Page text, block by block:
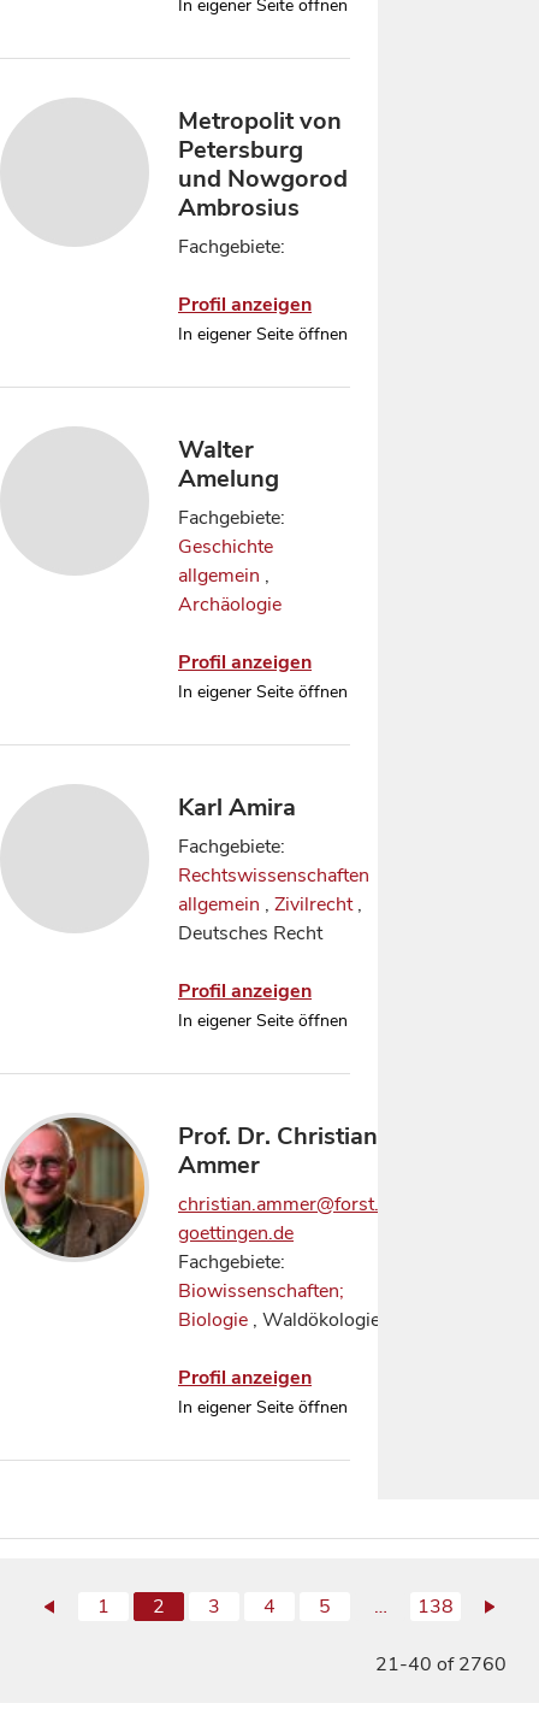
In eigener Seite öffnen
Metropolit von
Petersburg
und Nowgorod
Ambrosius
Fachgebiete:
Profil anzeigen
In eigener Seite öffnen
Walter
Amelung
Fachgebiete:
Geschichte
allgemein ,
Archäologie
Profil anzeigen
In eigener Seite öffnen
Karl Amira
Fachgebiete:
Rechtswissenschaften
allgemein , Zivilrecht,
Deutsches Recht
Profil anzeigen
In eigener Seite öffnen
Prof. Dr. Christian
Ammer
christian.ammer@forst.uni-
goettingen.de
Fachgebiete:
Biowissenschaften;
Biologie , Waldökologie
Profil anzeigen
In eigener Seite öffnen
1 2 3 4 5 … 138
21-40 of 2760